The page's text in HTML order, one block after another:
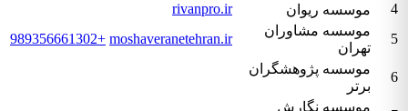
4
موسسه ریوان
rivanpro.ir
5
موسسه مشاوران
تهران
moshaveranetehran.ir
+989356661302
6
موسسه پژوهشگران
برتر
موسسه نگارش